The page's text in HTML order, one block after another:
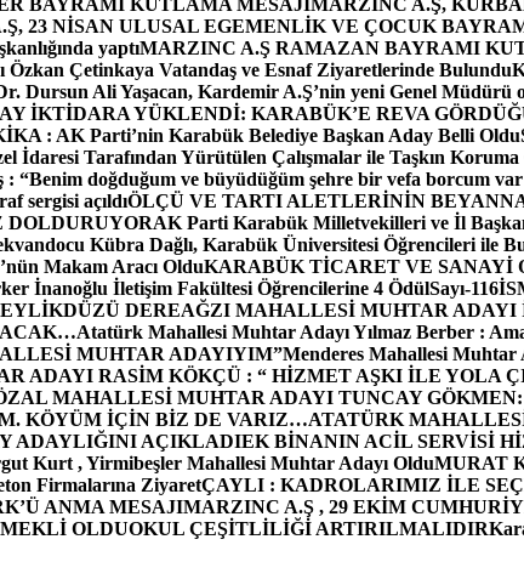
BAYRAMI KUTLAMA MESAJIMARZINC A.Ş,
23 NİSAN ULUSAL EGEMENLİK VE ÇOCUK
yaptıMARZINC A.Ş RAMAZAN BAYRAMI
Çetinkaya Vatandaş ve Esnaf Ziyaretlerinde Bulundu
Dursun Ali Yaşacan, Kardemir A.Ş’nin yeni Genel Müdürü
İKTİDARA YÜKLENDİ: KARABÜK’E REVA
: AK Parti’nin Karabük Belediye Başkan Aday Belli Oldu
Tarafından Yürütülen Çalışmalar ile Taşkın Koruma
: “Benim doğduğum ve büyüdüğüm şehre bir vefa borcum
sergisi açıldıÖLÇÜ VE TARTI ALETLERİNİN
DOLDURUYORAK Parti Karabük Milletvekilleri ve İl
Kübra Dağlı, Karabük Üniversitesi Öğrencileri ile
Makam Aracı OlduKARABÜK TİCARET VE SANAYİ
İnanoğlu İletişim Fakültesi Öğrencilerine 4 ÖdülSayı-116
DEREAĞZI MAHALLESİ MUHTAR ADAYI
Atatürk Mahallesi Muhtar Adayı Yılmaz Berber :
MUHTAR ADAYIYIM”Menderes Mahallesi
ADAYI RASİM KÖKÇÜ : “ HİZMET AŞKI İLE YOLA
MAHALLESİ MUHTAR ADAYI TUNCAY
KÖYÜM İÇİN BİZ DE VARIZ…ATATÜRK
ADAYLIĞINI AÇIKLADIEK BİNANIN ACİL SERVİSİ
Kurt , Yirmibeşler Mahallesi Muhtar Adayı OlduMURAT
Firmalarına ZiyaretÇAYLI : KADROLARIMIZ İLE
ANMA MESAJIMARZINC A.Ş , 29 EKİM
OLDUOKUL ÇEŞİTLİLİĞİ ARTIRILMALIDIR